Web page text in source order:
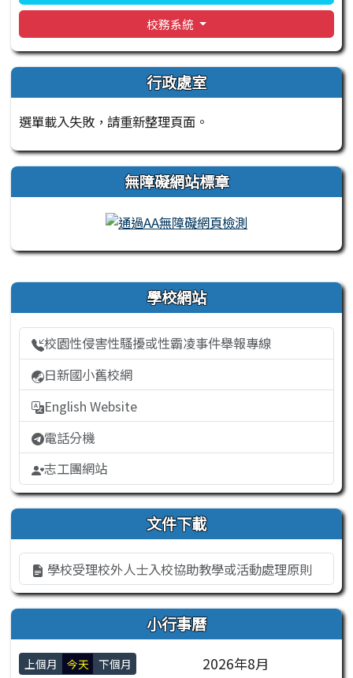
校務系統
行政處室
選單載入失敗，請重新整理頁面。
無障礙網站標章
右邊區域內容 學校網站
校園性侵害性騷擾或性霸凌事件舉報專線
日新國小舊校網
English Website
電話分機
志工團網站
文件下載
學校受理校外人士入校協助教學或活動處理原則
小行事曆
上個月 今天 下個月 2026年8月